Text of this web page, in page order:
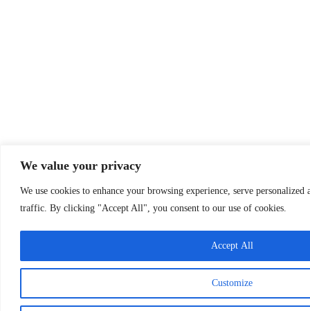
We value your privacy
We use cookies to enhance your browsing experience, serve personalized
traffic. By clicking "Accept All", you consent to our use of cookies.
Customize
Accept All